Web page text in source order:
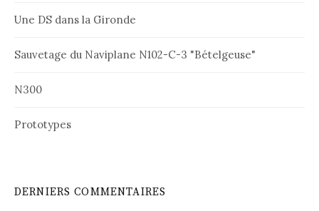
Une DS dans la Gironde
Sauvetage du Naviplane N102-C-3 "Bételgeuse"
N300
Prototypes
DERNIERS COMMENTAIRES